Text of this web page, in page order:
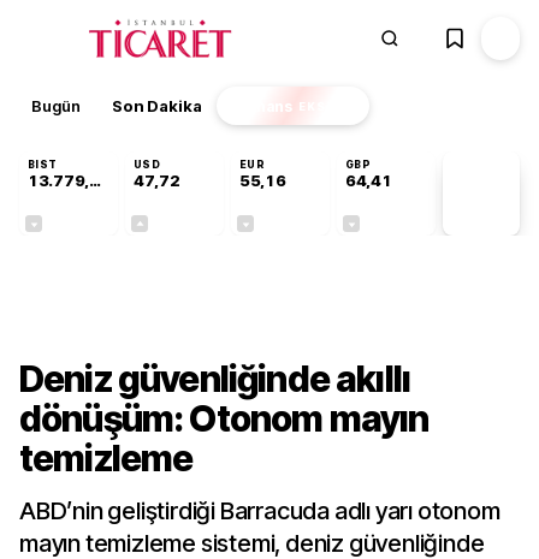
Bugün Son Dakika Finans EKSTRA
BIST
13.779,39
USD
47,72
EUR
55,16
GBP
64,41
Deniz güvenliğinde akıllı
dönüşüm: Otonom mayın
temizleme
ABD’nin geliştirdiği Barracuda adlı yarı otonom
mayın temizleme sistemi, deniz güvenliğinde